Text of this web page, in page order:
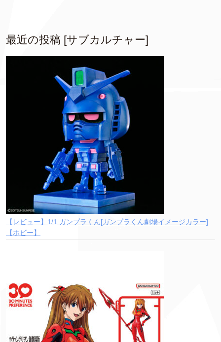
最近の投稿 [サブカルチャー]
【レビュー】1/1 ガンプラくん[ガンプラくん劇場イメージカラー]
【ホビー】